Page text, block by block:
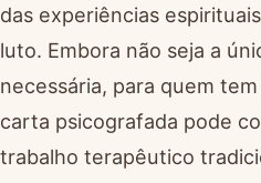
das experiências
luto. Embora não seja a
necessária, para quem
carta psicografada pode
trabalho terapêutico